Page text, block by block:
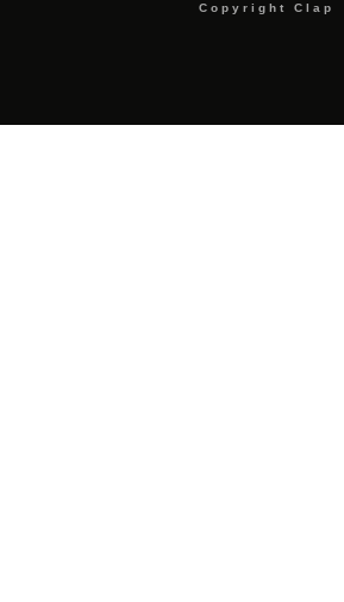
Copyright Clap